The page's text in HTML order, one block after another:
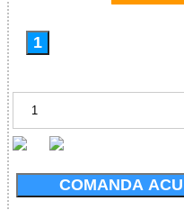
1
COMANDA